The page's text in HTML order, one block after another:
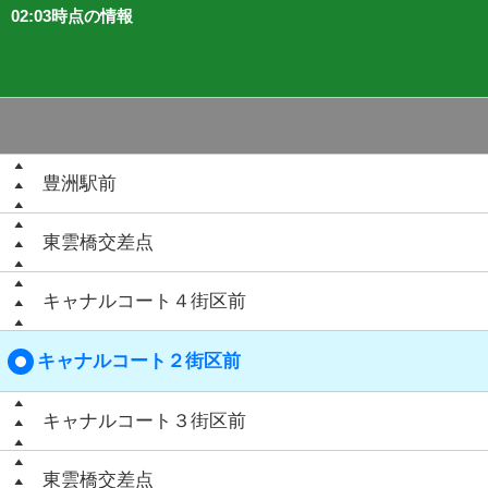
02:03時点の情報
豊洲駅前
東雲橋交差点
キャナルコート４街区前
キャナルコート２街区前
キャナルコート３街区前
東雲橋交差点